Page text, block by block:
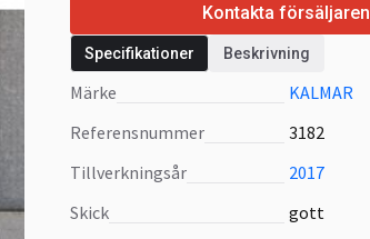
Kontakta försäljaren
Specifikationer Beskrivning
Märke
KALMAR
Referensnummer
3182
Tillverkningsår
2017
Skick
gott